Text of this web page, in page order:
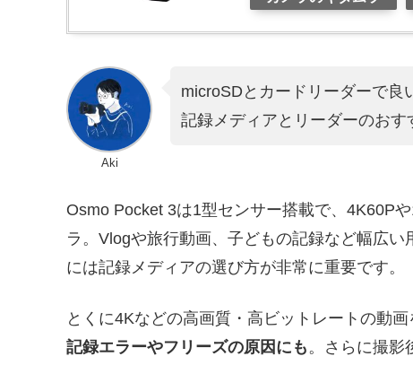
Aki
microSDとカードリーダーで良
記録メディアとリーダーのおす
Osmo Pocket 3は1型センサー搭載で、4K60P
ラ。Vlogや旅行動画、子どもの記録など幅広
には記録メディアの選び方が非常に重要です。
とくに4Kなどの高画質・高ビットレートの動画
記録エラーやフリーズの原因にも 。さらに撮影